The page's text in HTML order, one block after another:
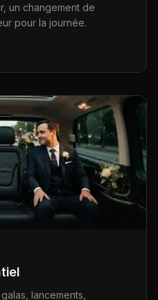
un changement de
pour la journée.
lancements,